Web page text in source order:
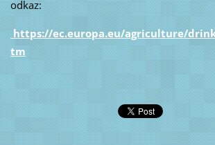
odkaz:
https://ec.europa.eu/agriculture/
tm